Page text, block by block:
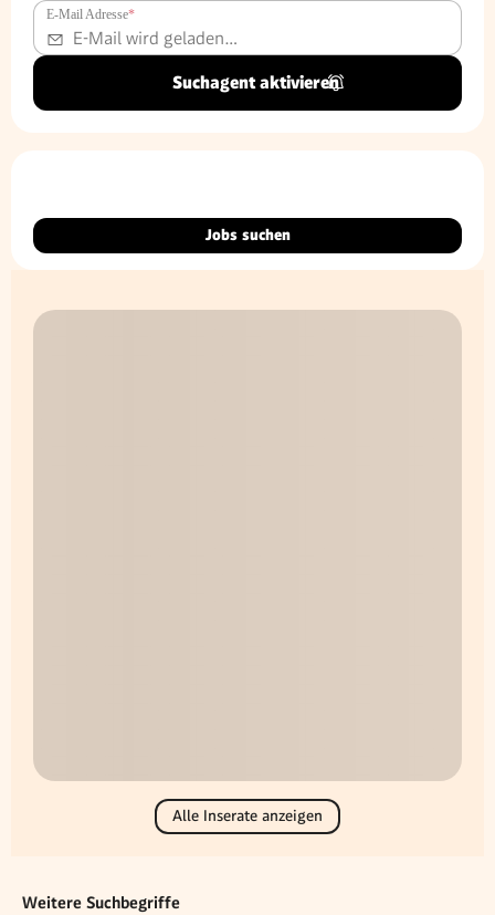
E-Mail Adresse*
Suchagent aktivieren
Jobs suchen
Alle Inserate anzeigen
Weitere Suchbegriffe